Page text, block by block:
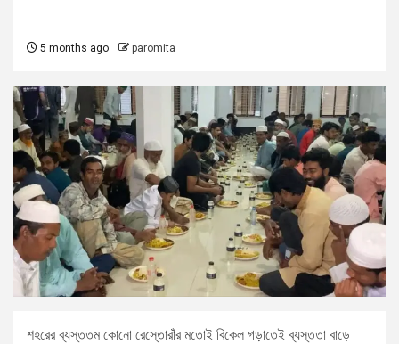
5 months ago paromita
শহরের ব্যস্ততম কোনো রেস্তোরাঁর মতোই বিকেল গড়াতেই ব্যস্ততা বাড়ে